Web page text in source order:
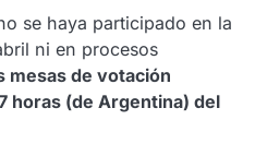
se haya participado en la
ni en procesos
mesas de votación
horas (de Argentina) del